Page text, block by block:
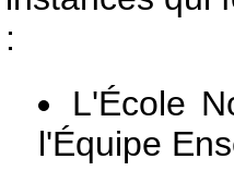
:
L'École
l'Équipe